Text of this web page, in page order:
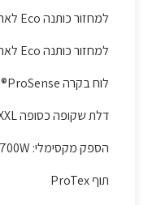
למחזור כותנה Eco לארון שנסחט ב 1400 סל"ד 9 ק"ג, 206 דקות 1.72Kw
למחזור כותנה Eco לארון שנסחט ב 1000 סל"ד 9 ק"ג, 239 דקות 1.98Kw
לוח בקרה ProSense® עם פנל בקרה שחור ותצוגת LCD דיגיטלית רחבה
דלת שקופה כסופה XXL עם פתח הטענה ענק ואופציה להפיכת דלת וידית ל 4 כיוונים
הספק מקסימלי: 700W
תוף ProTex